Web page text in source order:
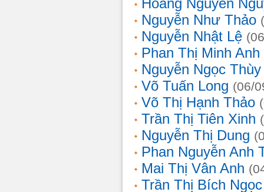
Hoàng Nguyễn
Nguyễn Như Thảo
Nguyễn Nhật Lệ
Phan Thị Minh Anh
Nguyễn Ngọc
Võ Tuấn Long (06/
Võ Thị Hạnh Thảo
Trần Thị Tiên Xinh
Nguyễn Thị Dung
Phan Nguyễn Anh
Mai Thị Vân Anh
Trần Thị Bích Ngọc